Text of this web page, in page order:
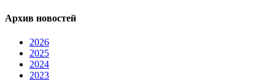
Архив новостей
2026
2025
2024
2023